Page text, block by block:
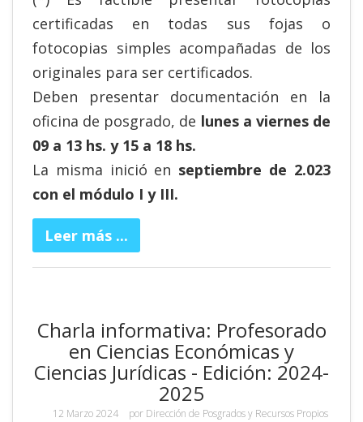
certificadas en todas sus fojas o
fotocopias simples acompañadas de los
originales para ser certificados.
Deben presentar documentación en la
oficina de posgrado, de lunes a viernes de
09 a 13 hs. y 15 a 18 hs.
La misma inició en septiembre de 2.023
con el módulo I y III.
Leer más ...
Charla informativa: Profesorado
en Ciencias Económicas y
Ciencias Jurídicas - Edición: 2024-
2025
12 Marzo 2024 por Dirección de Posgrados y Recursos Propios